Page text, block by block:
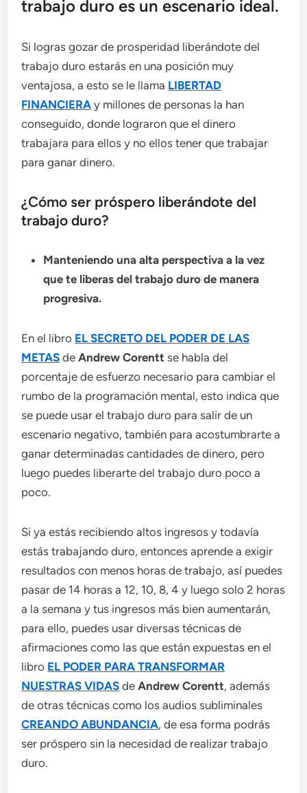
trabajo duro es un escenario ideal.
Si logras gozar de prosperidad liberándote del
trabajo duro estarás en una posición muy
ventajosa, a esto se le llama LIBERTAD
FINANCIERA y millones de personas la han
conseguido, donde lograron que el dinero
trabajara para ellos y no ellos tener que trabajar
para ganar dinero.
¿Cómo ser próspero liberándote del
trabajo duro?
Manteniendo una alta perspectiva a la vez
que te liberas del trabajo duro de manera
progresiva.
En el libro EL SECRETO DEL PODER DE LAS
METAS deAndrew Corentt se habla del
porcentaje de esfuerzo necesario para cambiar el
rumbo de la programación mental, esto indica que
se puede usar el trabajo duro para salir de un
escenario negativo, también para acostumbrarte a
ganar determinadas cantidades de dinero, pero
luego puedes liberarte del trabajo duro poco a
poco.
Si ya estás recibiendo altos ingresos y todavía
estás trabajando duro, entonces aprende a exigir
resultados con menos horas de trabajo, así puedes
pasar de 14 horas a 12, 10, 8, 4 y luego solo 2 horas
a la semana y tus ingresos más bien aumentarán,
para ello, puedes usar diversas técnicas de
afirmaciones como las que están expuestas en el
libro EL PODER PARA TRANSFORMAR
NUESTRAS VIDAS deAndrew Corentt, además
de otras técnicas como los audios subliminales
CREANDO ABUNDANCIA, de esa forma podrás
ser próspero sin la necesidad de realizar trabajo
duro.